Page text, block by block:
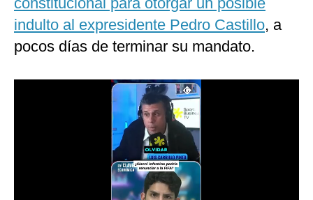
Internacional
Tecnología
indulto al expresidente Pedro Castillo, a
pocos días de terminar su mandato.